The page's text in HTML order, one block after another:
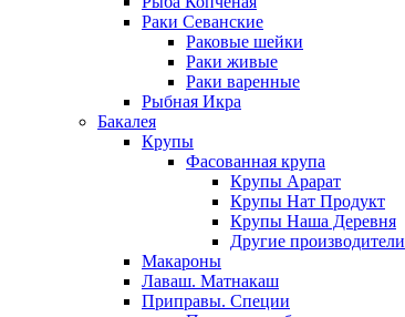
Раки Севанские
Раковые шейки
Раки живые
Раки варенные
Рыбная Икра
Бакалея
Крупы
Фасованная крупа
Крупы Арарат
Крупы Нат Продукт
Крупы Наша Деревня
Другие производители
Макароны
Лаваш. Матнакаш
Приправы. Специи